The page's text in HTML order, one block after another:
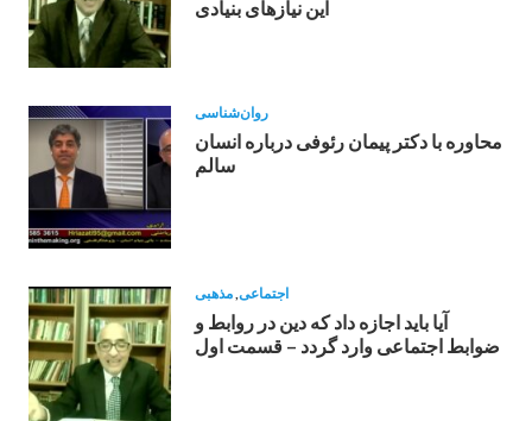
این نیازهای بنیادی
روان‌شناسی
محاوره با دکتر پیمان رئوفی درباره انسان
سالم
اجتماعی,مذهبی
آیا باید اجازه داد که دین در روابط و
ضوابط اجتماعی وارد گردد – قسمت اول